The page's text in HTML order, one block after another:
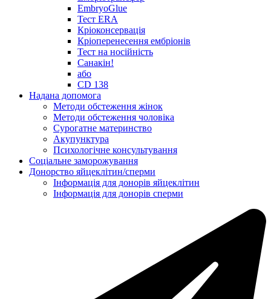
EmbryoGlue
Тест ERA
Кріоконсервація
Кріоперенесення ембріонів
Тест на носійність
Санакін!
або
CD 138
Надана допомога
Методи обстеження жінок
Методи обстеження чоловіка
Сурогатне материнство
Акупунктура
Психологічне консультування
Соціальне заморожування
Донорство яйцеклітин/сперми
Інформація для донорів яйцеклітин
Інформація для донорів сперми